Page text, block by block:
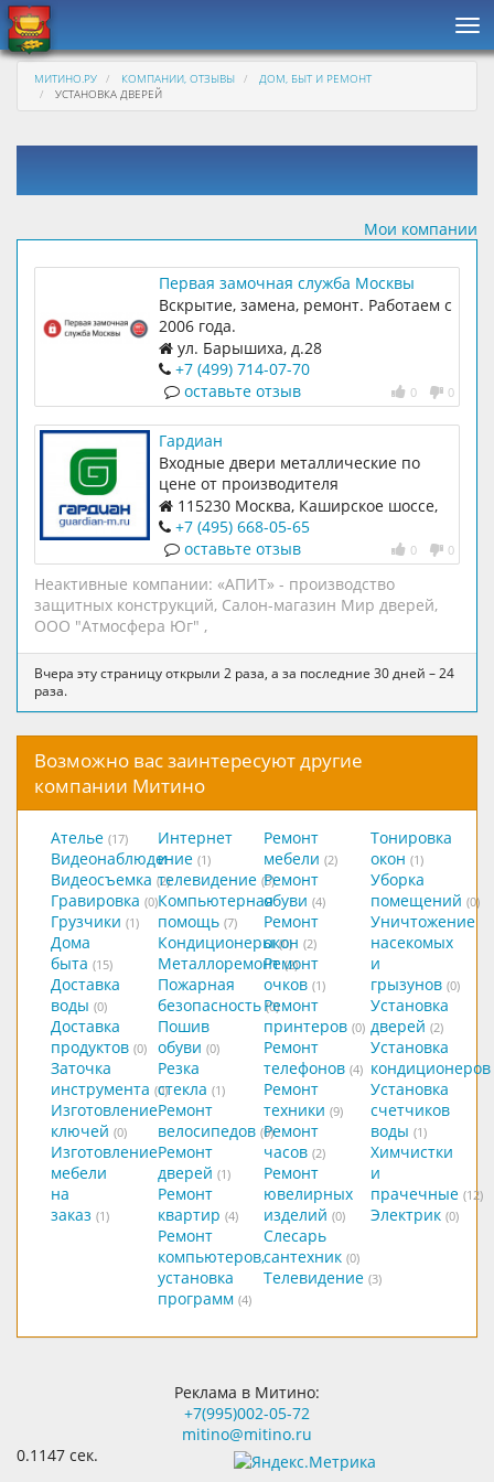
МИТИНО.РУ КОМПАНИИ, ОТЗЫВЫ
ДОМ, БЫТ И РЕМОНТ
УСТАНОВКА ДВЕРЕЙ
Мои компании
Первая замочная служба Москвы
Вскрытие, замена, ремонт. Работаем с
2006 года.
ул. Барышиха, д.28
+7 (499) 714-07-70
0 0
оставьте отзыв
Гардиан
Входные двери металлические по
цене от производителя
115230 Москва, Каширское шоссе,
дом 3, корпус 2, строение 6
+7 (495) 668-05-65
0 0
оставьте отзыв
Неактивные компании: «АПИТ» - производство
защитных конструкций, Салон-магазин Мир дверей,
ООО "Атмосфера Юг" ,
Вчера эту страницу открыли 2 раза, а за последние 30 дней – 24
раза.
Возможно вас заинтересуют другие
компании Митино
Ателье (17)
Видеонаблюдение (1)
Видеосъемка (2)
Гравировка (0)
Грузчики (1)
Дома
быта (15)
Доставка
воды (0)
Доставка
продуктов (0)
Заточка
инструмента (0)
Изготовление
ключей (0)
Изготовление
мебели
на
заказ (1)
Интернет
и
телевидение (5)
Компьютерная
помощь (7)
Кондиционеры (0)
Металлоремонт (2)
Пожарная
безопасность (0)
Пошив
обуви (0)
Резка
стекла (1)
Ремонт
велосипедов (0)
Ремонт
дверей (1)
Ремонт
квартир (4)
Ремонт
компьютеров,
установка
программ (4)
Ремонт
мебели (2)
Ремонт
обуви (4)
Ремонт
окон (2)
Ремонт
очков (1)
Ремонт
принтеров (0)
Ремонт
телефонов (4)
Ремонт
техники (9)
Ремонт
часов (2)
Ремонт
ювелирных
изделий (0)
Слесарь
сантехник (0)
Телевидение (3)
Тонировка
окон (1)
Уборка
помещений (0)
Уничтожение
насекомых
и
грызунов (0)
Установка
дверей (2)
Установка
кондиционеров
Установка
счетчиков
воды (1)
Химчистки
и
прачечные (12)
Электрик (0)
Реклама в Митино:
+7(995)002-05-72
mitino@mitino.ru
0.1147 сек.